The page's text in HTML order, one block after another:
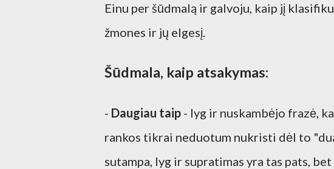
Einu per šūdmalą ir galvoju, kaip jį
žmones ir jų elgesį.
Šūdmala, kaip atsakymas:
- Daugiau taip - lyg ir nuskambėjo frazė,
rankos tikrai neduotum nukristi dėl to
sutampa, lyg ir supratimas yra tas pats,